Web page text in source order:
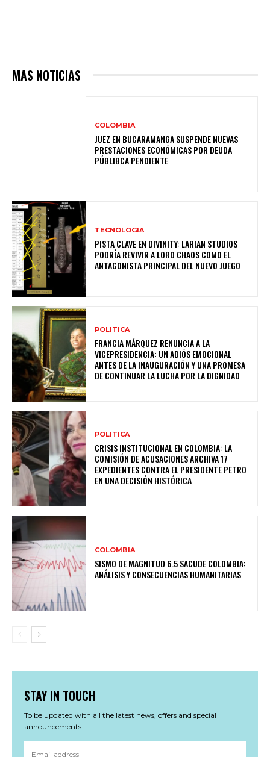
MAS NOTICIAS
COLOMBIA
JUEZ EN BUCARAMANGA SUSPENDE NUEVAS
PRESTACIONES ECONÓMICAS POR DEUDA
PÚBLIBCA PENDIENTE
TECNOLOGIA
PISTA CLAVE EN DIVINITY: LARIAN STUDIOS
PODRÍA REVIVIR A LORD CHAOS COMO EL
ANTAGONISTA PRINCIPAL DEL NUEVO JUEGO
POLITICA
FRANCIA MÁRQUEZ RENUNCIA A LA
VICEPRESIDENCIA: UN ADIÓS EMOCIONAL
ANTES DE LA INAUGURACIÓN Y UNA PROMESA
DE CONTINUAR LA LUCHA POR LA DIGNIDAD
POLITICA
CRISIS INSTITUCIONAL EN COLOMBIA: LA
COMISIÓN DE ACUSACIONES ARCHIVA 17
EXPEDIENTES CONTRA EL PRESIDENTE PETRO
EN UNA DECISIÓN HISTÓRICA
COLOMBIA
SISMO DE MAGNITUD 6.5 SACUDE COLOMBIA:
ANÁLISIS Y CONSECUENCIAS HUMANITARIAS
STAY IN TOUCH
To be updated with all the latest news, offers and special
announcements.